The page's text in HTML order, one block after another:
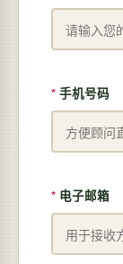
手机号码
电子邮箱